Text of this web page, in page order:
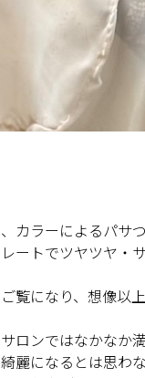
カラーによるパサ
ートでツヤツヤ・
覧になり、想像以
ロンではなかなか満
綺麗になるとは思